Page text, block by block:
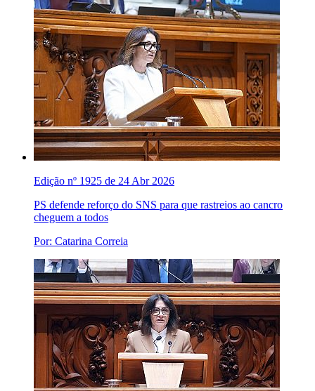
Edição nº 1925 de 24 Abr 2026
PS defende reforço do SNS para que rastreios ao cancro
cheguem a todos
Por: Catarina Correia